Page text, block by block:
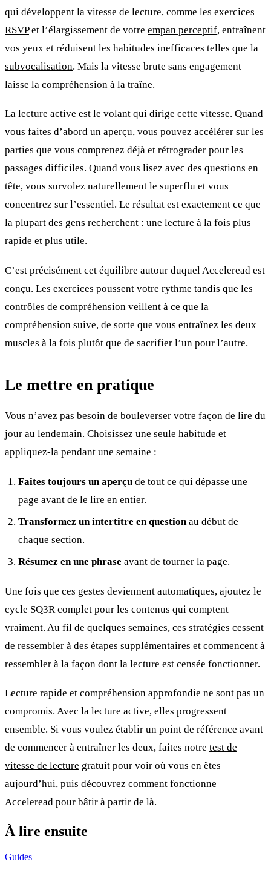
qui développent la vitesse de lecture, comme les exercices
RSVPet l’élargissement de votre empan perceptif, entraînent
vos yeux et réduisent les habitudes inefficaces telles que la
subvocalisation. Mais la vitesse brute sans engagement
laisse la compréhension à la traîne.
La lecture active est le volant qui dirige cette vitesse. Quand
vous faites d’abord un aperçu, vous pouvez accélérer sur les
parties que vous comprenez déjà et rétrograder pour les
passages difficiles. Quand vous lisez avec des questions en
tête, vous survolez naturellement le superflu et vous
concentrez sur l’essentiel. Le résultat est exactement ce que
la plupart des gens recherchent : une lecture à la fois plus
rapide et plus utile.
C’est précisément cet équilibre autour duquel Acceleread est
conçu. Les exercices poussent votre rythme tandis que les
contrôles de compréhension veillent à ce que la
compréhension suive, de sorte que vous entraînez les deux
muscles à la fois plutôt que de sacrifier l’un pour l’autre.
Le mettre en pratique
Vous n’avez pas besoin de bouleverser votre façon de lire du
jour au lendemain. Choisissez une seule habitude et
appliquez-la pendant une semaine :
Faites toujours un aperçu de tout ce qui dépasse une
page avant de le lire en entier.
Transformez un intertitre en questionau début de
chaque section.
Résumez en une phrase avant de tourner la page.
Une fois que ces gestes deviennent automatiques, ajoutez le
cycle SQ3R complet pour les contenus qui comptent
vraiment. Au fil de quelques semaines, ces stratégies cessent
de ressembler à des étapes supplémentaires et commencent à
ressembler à la façon dont la lecture est censée fonctionner.
Lecture rapide et compréhension approfondie ne sont pas un
compromis. Avec la lecture active, elles progressent
ensemble. Si vous voulez établir un point de référence avant
de commencer à entraîner les deux, faites notre test de
vitesse de lecture gratuit pour voir où vous en êtes
aujourd’hui, puis découvrez comment fonctionne
Acceleread pour bâtir à partir de là.
À lire ensuite
Guides